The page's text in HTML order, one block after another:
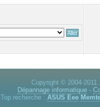
Copyright © 2004-
Dépannage informatique -
Top recherche : ASUS Eee